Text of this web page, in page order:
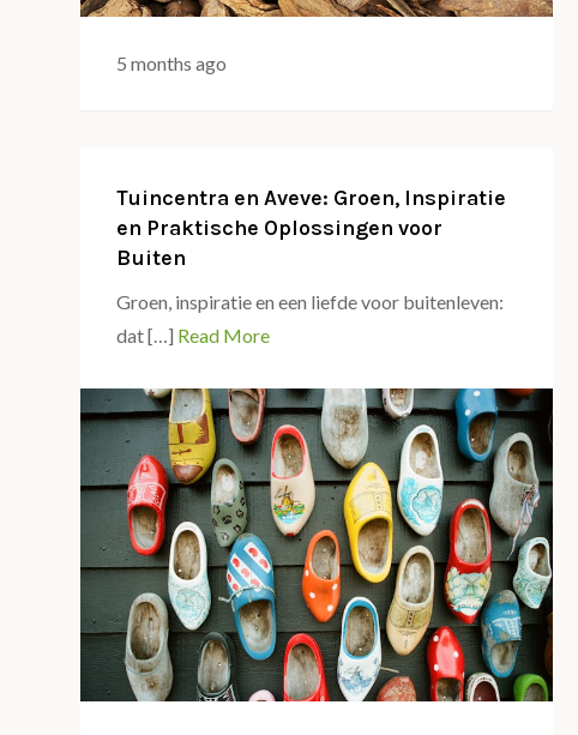
5 months ago
Tuincentra en Aveve: Groen, Inspiratie
en Praktische Oplossingen voor
Buiten
Groen, inspiratie en een liefde voor buitenleven:
dat […] Read More